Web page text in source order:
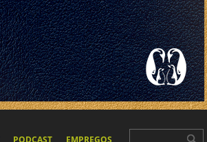
PODCAST EMPREGOS